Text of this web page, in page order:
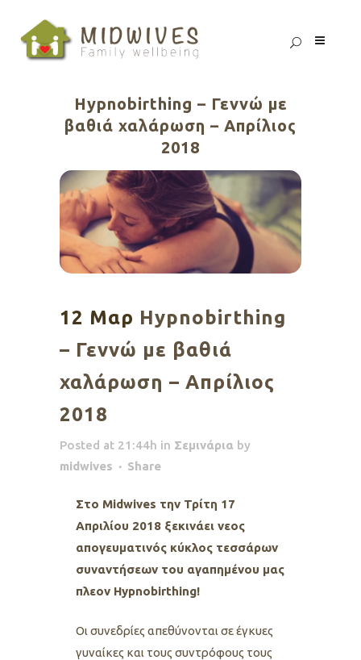
Hypnobirthing – Γεννώ με
βαθιά χαλάρωση – Απρίλιος
2018
12 Μαρ Hypnobirthing
– Γεννώ με βαθιά
χαλάρωση – Απρίλιος
2018
Posted at 21:44h in Σεμινάρια by
midwives
Share
Στο Midwives την Τρίτη 17
Απριλίου 2018 ξεκινάει νεος
απογευματινός κύκλος τεσσάρων
συναντήσεων του αγαπημένου μας
πλεον Hypnobirthing!
Oι συνεδρίες απεθύνονται σε έγκυες
γυναίκες και τους συντρόφους τους